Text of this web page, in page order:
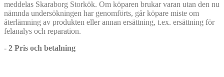
meddelas Skaraborg Storkök. Om köparen brukar varan utan den nu
nämnda undersökningen har genomförts, går köpare miste om
återlämning av produkten eller annan ersättning, t.ex. ersättning för
felanalys och reparation.
- 2 Pris och betalning